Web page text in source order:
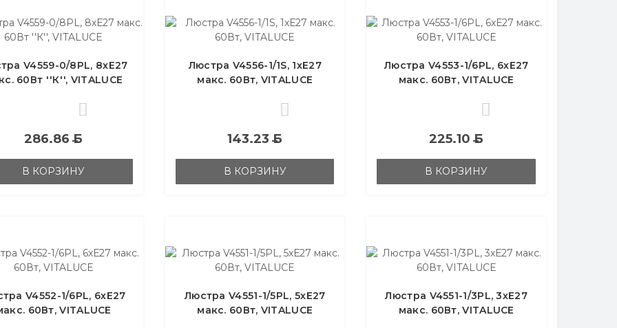
V4559-0/8PL, 8хЕ27
60Вт ''К'', VITALUCE
286.86Б
В КОРЗИНУ
Люстра V4556-1/1S, 1хЕ27
макс. 60Вт, VITALUCE
143.23Б
В КОРЗИНУ
Люстра V4553-1/6PL, 6хЕ27
макс. 60Вт, VITALUCE
225.10Б
В КОРЗИНУ
V4552-1/6PL, 6хЕ27
60Вт, VITALUCE
Люстра V4551-1/5PL, 5хЕ27
макс. 60Вт, VITALUCE
Люстра V4551-1/3PL, 3хЕ27
макс. 60Вт, VITALUCE